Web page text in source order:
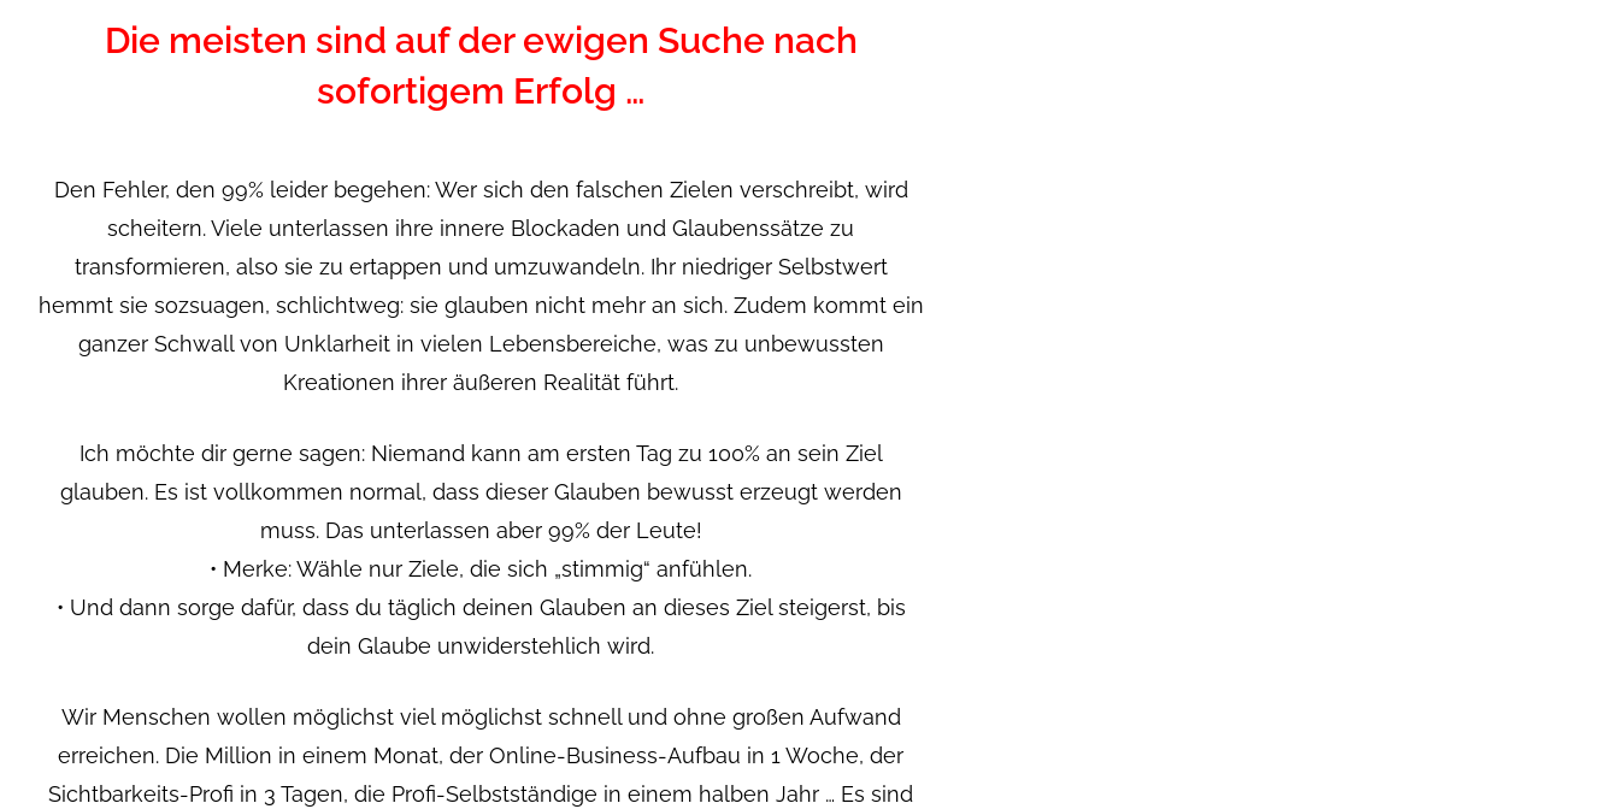
Die meisten sind auf der ewigen Suche nach
sofortigem Erfolg …
Den Fehler, den 99% leider begehen: Wer sich den falschen Zielen verschreibt, wird
scheitern. Viele unterlassen ihre innere Blockaden und Glaubenssätze zu
transformieren, also sie zu ertappen und umzuwandeln. Ihr niedriger Selbstwert
hemmt sie sozsuagen, schlichtweg: sie glauben nicht mehr an sich. Zudem kommt ein
ganzer Schwall von Unklarheit in vielen Lebensbereiche, was zu unbewussten
Kreationen ihrer äußeren Realität führt.
Ich möchte dir gerne sagen: Niemand kann am ersten Tag zu 100% an sein Ziel
glauben. Es ist vollkommen normal, dass dieser Glauben bewusst erzeugt werden
muss. Das unterlassen aber 99% der Leute!
• Merke: Wähle nur Ziele, die sich „stimmig“ anfühlen.
• Und dann sorge dafür, dass du täglich deinen Glauben an dieses Ziel steigerst, bis
dein Glaube unwiderstehlich wird.
Wir Menschen wollen möglichst viel möglichst schnell und ohne großen Aufwand
erreichen. Die Million in einem Monat, der Online-Business-Aufbau in 1 Woche, der
Sichtbarkeits-Profi in 3 Tagen, die Profi-Selbstständige in einem halben Jahr … Es sind